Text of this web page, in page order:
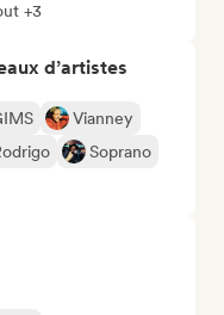
+3
d’artistes
Vianney
Soprano